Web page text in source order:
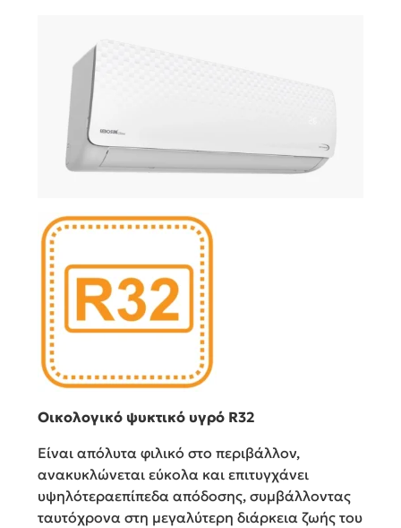
Οικολογικό ψυκτικό υγρό R32
Είναι απόλυτα φιλικό στο περιβάλλον,
ανακυκλώνεται εύκολα και επιτυγχάνει
υψηλότερα​επίπεδα απόδοσης, συμβάλλοντας
ταυτόχρονα στη μεγαλύτερη διάρκεια ζωής του